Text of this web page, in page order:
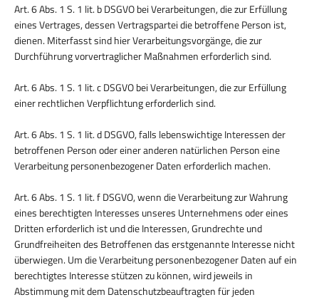
Art. 6 Abs. 1 S. 1 lit. b DSGVO bei Verarbeitungen, die zur Erfüllung
eines Vertrages, dessen Vertragspartei die betroffene Person ist,
dienen. Miterfasst sind hier Verarbeitungsvorgänge, die zur
Durchführung vorvertraglicher Maßnahmen erforderlich sind.
Art. 6 Abs. 1 S. 1 lit. c DSGVO bei Verarbeitungen, die zur Erfüllung
einer rechtlichen Verpflichtung erforderlich sind.
Art. 6 Abs. 1 S. 1 lit. d DSGVO, falls lebenswichtige Interessen der
betroffenen Person oder einer anderen natürlichen Person eine
Verarbeitung personenbezogener Daten erforderlich machen.
Art. 6 Abs. 1 S. 1 lit. f DSGVO, wenn die Verarbeitung zur Wahrung
eines berechtigten Interesses unseres Unternehmens oder eines
Dritten erforderlich ist und die Interessen, Grundrechte und
Grundfreiheiten des Betroffenen das erstgenannte Interesse nicht
überwiegen. Um die Verarbeitung personenbezogener Daten auf ein
berechtigtes Interesse stützen zu können, wird jeweils in
Abstimmung mit dem Datenschutzbeauftragten für jeden